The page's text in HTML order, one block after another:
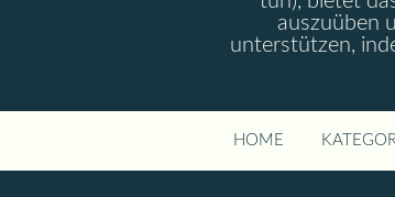
auszuüben
unterstützen,
HOME